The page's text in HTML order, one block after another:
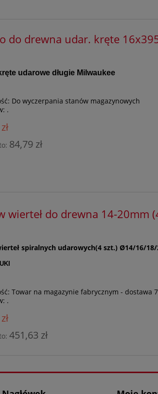
do drewna udar. kręte
udarowe długie Milwaukee
Do wyczerpania stanów magazynowych
.
84,79 zł
wierteł do drewna 14-20mm
spiralnych udarowych(4 szt.) Ø14/16/
Towar na magazynie fabrycznym - dostawa
.
451,63 zł